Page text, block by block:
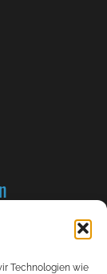
Technologien wie
Uhr